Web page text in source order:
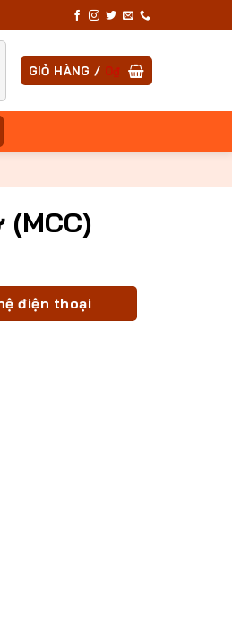
GIỎ HÀNG / 0₫
điện thoại